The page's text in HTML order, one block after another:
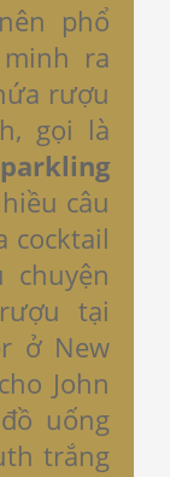
phổ
ra
rượu
gọi là
câu
cocktail
chuyện
tại
ở New
John
uống
trắng